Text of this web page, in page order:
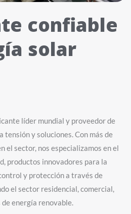
confiable
solar
líder mundial y proveedor de
y soluciones. Con más de
el sector, nos especializamos en el
productos innovadores para la
y protección a través de
el sector residencial, comercial,
energía renovable.